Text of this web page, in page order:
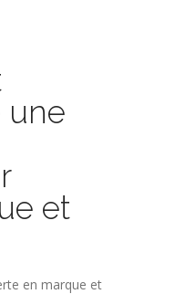
une
et
en marque et